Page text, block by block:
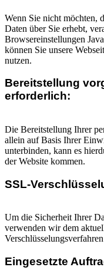
Wenn Sie nicht möchten,
Daten über Sie erhebt,
Browsereinstellungen
können Sie unsere
nutzen.
Bereitstellung
erforderlich:
Die Bereitstellung Ihrer
allein auf Basis Ihrer
unterbinden, kann es
der Website kommen.
SSL-
Um die Sicherheit Ihrer
verwenden wir dem
Eingesetzte